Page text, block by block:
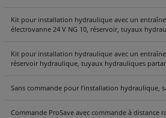
Kit pour installation hydraulique avec un
électrovanne 24 V NG 10, réservoir, tuyaux
Kit pour installation hydraulique avec un
réservoir hydraulique, tuyaux hydrauliques
Sans commande pour l’installation hydraulique,
Commande ProSave avec commande à